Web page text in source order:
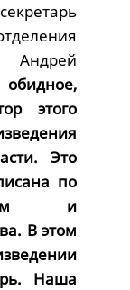
Андрей
этого
Это
по
и
В этом
Наша